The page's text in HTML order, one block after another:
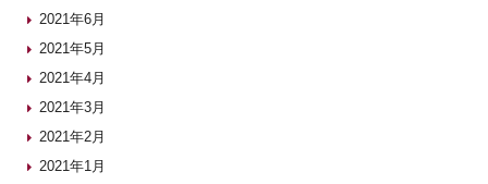
2021年6月
2021年5月
2021年4月
2021年3月
2021年2月
2021年1月